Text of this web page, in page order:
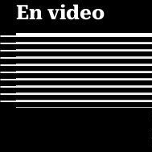
En video